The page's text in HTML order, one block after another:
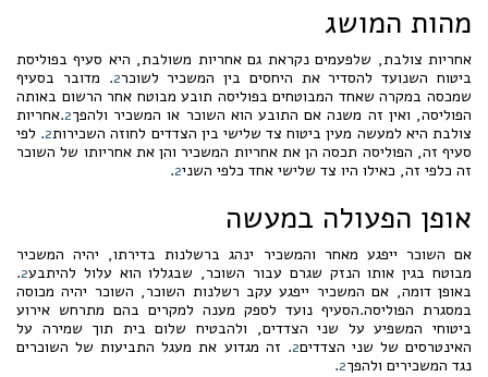
מהות המושג
אחריות צולבת, שלפעמים נקראת גם אחריות משולבת, היא סעיף בפוליסת
ביטוח השנועד להסדיר את היחסים בין המשכיר לשוכר2. מדובר בסעיף
שמכסה במקרה שאחד המבוטחים בפוליסה תובע מבוטח אחר הרשום באותה
הפוליסה, ואין זה משנה אם התובע הוא השוכר או המשכיר ולהפך2.אחריות
צולבת היא למעשה מעין ביטוח צד שלישי בין הצדדים לחוזה השכירות2. לפי
סעיף זה, הפוליסה תכסה הן את אחריות המשכיר והן את אחריותו של השוכר
זה כלפי זה, כאילו היו צד שלישי אחד כלפי השני2
.
אופן הפעולה במעשה
אם השוכר ייפגע מאחר והמשכיר ינהג ברשלנות בדירתו, יהיה המשכיר
מבוטח בגין אותו הנזק שגרם עבור השוכר, שבגללו הוא עלול להיתבע2
.
באופן דומה, אם המשכיר ייפגע עקב רשלנות השוכר, השוכר יהיה מכוסה
במסגרת הפוליסה.הסעיף נועד לספק מענה למקרים בהם מתרחש אירוע
ביטוחי המשפיע על שני הצדדים, ולהבטיח שלום בית תוך שמירה על
האינטרסים של שני הצדדים2. זה מגדוע את מעגל התביעות של השוכרים
נגד המשכירים ולהפך2
.